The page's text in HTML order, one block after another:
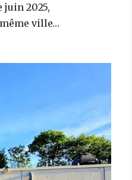
juin 2025,
ville…